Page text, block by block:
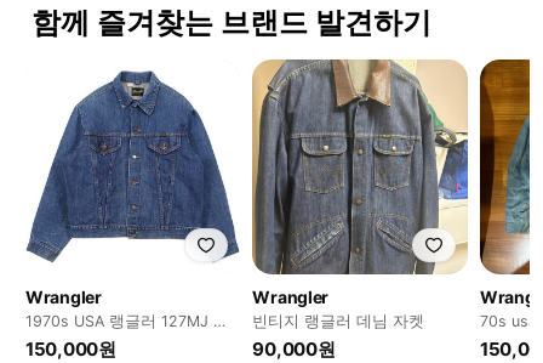
함께 즐겨찾는 브랜드 발견하기
Wrangler
1970s USA 랭글러 127MJ 데
님 자켓 빈티지 미국제
150,000원
Wrangler
빈티지 랭글러 데님 자켓
90,000원
70s usa